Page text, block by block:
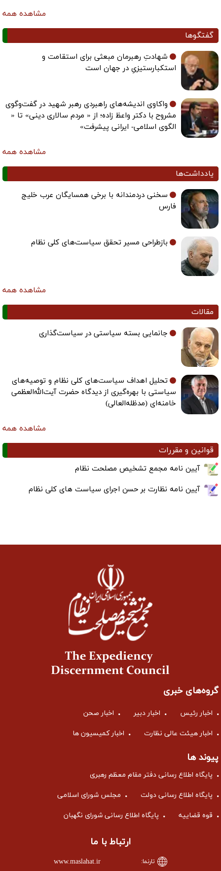
مشاهده همه
گفتگوها
شهادتِ رهبرمان مبعثی برای استقامت و
استکبارستیزیِ در جهان است
واکاوی اندیشه‌های راهبردی رهبر شهید در گفت‌وگوی
مشروح با دکتر واعظ زاده؛ از « مردم سالاری دینی» تا «
الگوی اسلامی- ایرانی پیشرفت»
مشاهده همه
یادداشت‌ها
سخنی دردمندانه با برخی همسایگان عرب خلیج
فارس
بازطراحی مسیر تحقق سیاست‌های کلی نظام
مشاهده همه
مقالات
جانمایی بسته سیاستی در سیاست‌گذاری
تحلیل اهداف سیاست‌های کلی نظام و توصیه‌های
سیاستی با بهره‌گیری از دیدگاه حضرت آیت‌الله‌العظمی
خامنه‌ای (مدظله‌العالی)
مشاهده همه
قوانین و مقررات
آیین نامه مجمع تشخیص مصلحت نظام
آیین نامه نظارت بر حسن اجرای سیاست های کلی نظام
گروه‌های خبری
اخبار رئیس اخبار دبیر اخبار صحن
اخبار هیئت عالی نظارت اخبار کمیسیون ها
پیوند ها
پایگاه اطلاع رسانی دفتر مقام معظم رهبری
پایگاه اطلاع رسانی دولت مجلس شورای اسلامی
قوه قضاییه پایگاه اطلاع رسانی شورای نگهبان
ارتباط با ما
تارنما: www.maslahat.ir